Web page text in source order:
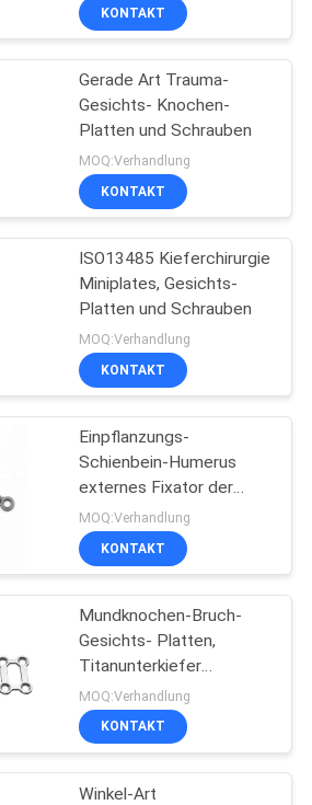
Instrument-
12
KONTAKT
Gerade Art Trauma-
Gesichts- Knochen-
Platten und Schrauben
MOQ:Verhandlung
KONTAKT
ISO13485 Kieferchirurgie
Miniplates, Gesichts-
Platten und Schrauben
MOQ:Verhandlung
KONTAKT
Einpflanzungs-
Schienbein-Humerus
externes Fixator der
Klassen-III
MOQ:Verhandlung
KONTAKT
Mundknochen-Bruch-
Gesichts- Platten,
Titanunterkiefer
externes Fixator
MOQ:Verhandlung
KONTAKT
Winkel-Art